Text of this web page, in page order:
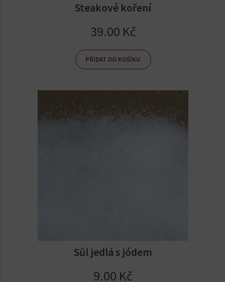
Steakové koření
39.00 Kč
PŘIDAT DO KOŠÍKU
Sůl jedlá s jódem
9.00 Kč